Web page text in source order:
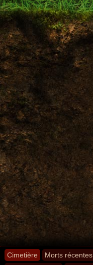
Cimetière Morts récentes